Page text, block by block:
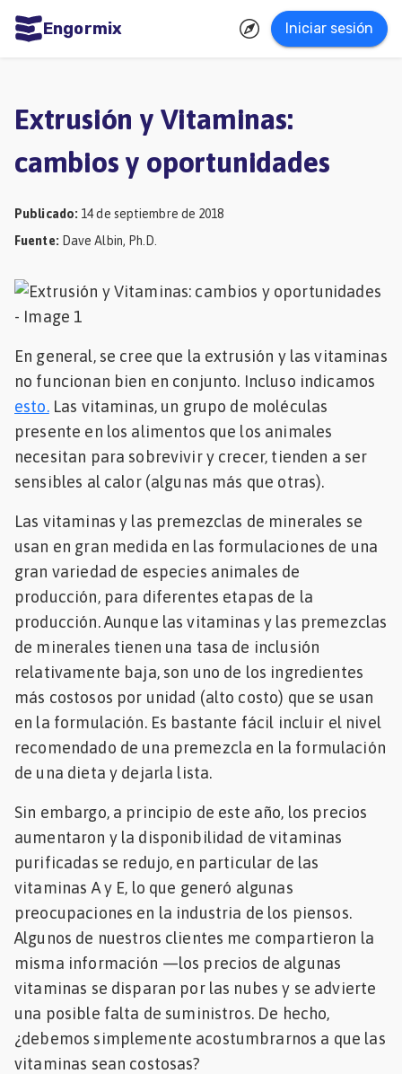
Engormix Iniciar sesión
Agricultura
Balanceados
Piensos
Ganadería
Lechería
Micotoxinas
Mascotas
Extrusión y Vitaminas:
cambios y oportunidades
Publicado: 14 de septiembre de 2018
Fuente: Dave Albin, Ph.D.
En general, se cree que la extrusión y las vitaminas
no funcionan bien en conjunto. Incluso indicamos
esto.Las vitaminas, un grupo de moléculas
presente en los alimentos que los animales
necesitan para sobrevivir y crecer, tienden a ser
sensibles al calor (algunas más que otras).
Las vitaminas y las premezclas de minerales se
usan en gran medida en las formulaciones de una
gran variedad de especies animales de
producción, para diferentes etapas de la
producción. Aunque las vitaminas y las premezclas
de minerales tienen una tasa de inclusión
relativamente baja, son uno de los ingredientes
más costosos por unidad (alto costo) que se usan
en la formulación. Es bastante fácil incluir el nivel
recomendado de una premezcla en la formulación
de una dieta y dejarla lista.
Sin embargo, a principio de este año, los precios
aumentaron y la disponibilidad de vitaminas
purificadas se redujo, en particular de las
vitaminas A y E, lo que generó algunas
preocupaciones en la industria de los piensos.
Algunos de nuestros clientes me compartieron la
misma información —los precios de algunas
vitaminas se disparan por las nubes y se advierte
una posible falta de suministros. De hecho,
¿debemos simplemente acostumbrarnos a que las
vitaminas sean costosas?